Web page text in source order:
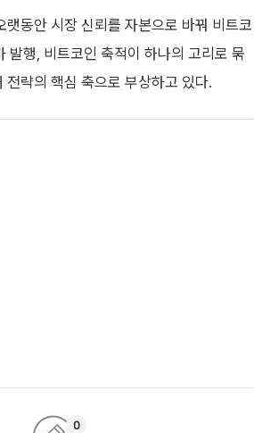
동안 시장 신뢰를 자본으로 바꿔 비트코
발행, 비트코인 축적이 하나의 고리로 묶
략의 핵심 축으로 부상하고 있다.
0